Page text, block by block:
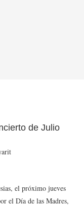
de Julio
el próximo jueves
el Día de las Madres,